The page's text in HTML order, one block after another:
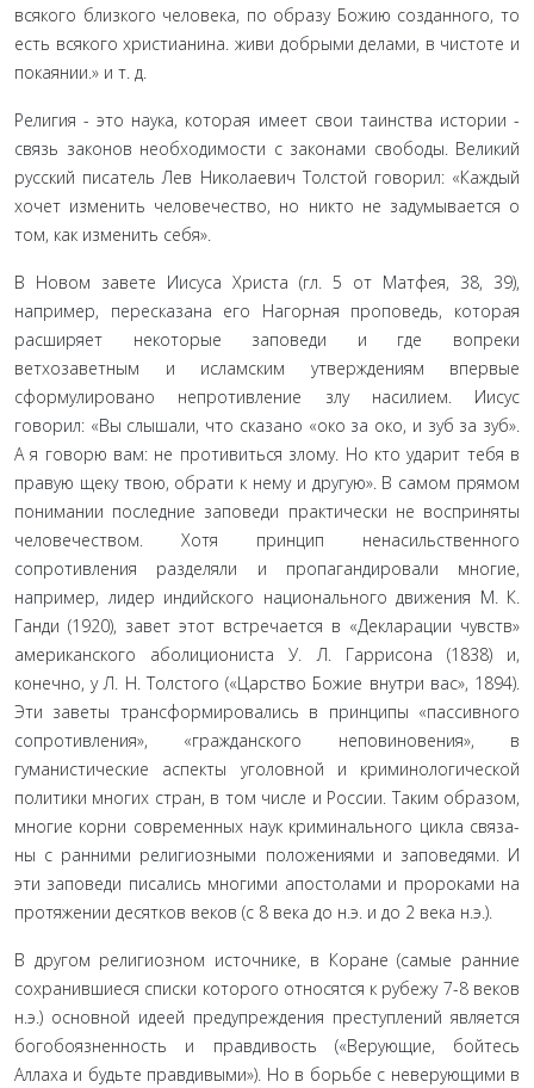
всякого близкого человека, по образу Божию создан­ного, то
есть всякого христианина. живи добрыми делами, в чистоте и
покаянии.» и т. д.
Религия - это наука, которая имеет свои таинства исто­рии -
связь законов необходимости с законами свободы. Ве­ликий
русский писатель Лев Николаевич Толстой говорил: «Каждый
хочет изменить человечество, но никто не задумыва­ется о
том, как изменить себя».
В Новом завете Иисуса Христа (гл. 5 от Матфея, 38, 39),
например, пересказана его Нагорная проповедь, которая
рас­ширяет некоторые заповеди и где вопреки
ветхозаветным и исламским утверждениям впервые
сформулировано непро­тивление злу насилием. Иисус
говорил: «Вы слышали, что ска­зано «око за око, и зуб за зуб».
А я говорю вам: не противиться злому. Но кто ударит тебя в
правую щеку твою, обрати к нему и другую». В самом прямом
понимании последние заповеди практически не восприняты
человечеством. Хотя принцип ненасильственного
сопротивления разделяли и пропаганди­ровали многие,
например, лидер индийского национального движения М. К.
Ганди (1920), завет этот встречается в «Декла­рации чувств»
американского аболициониста У. Л. Гаррисона (1838) и,
конечно, у Л. Н. Толстого («Царство Божие внутри вас», 1894).
Эти заветы трансформировались в принципы «пас­сивного
сопротивления», «гражданского неповиновения», в
гуманистические аспекты уголовной и криминологической
политики многих стран, в том числе и России. Таким образом,
многие корни современных наук криминального цикла связа­
ны с ранними религиозными положениями и заповедями. И
эти заповеди писались многими апостолами и пророками на
протяжении десятков веков (с 8 века до н.э. и до 2 века н.э.).
В другом религиозном источнике, в Коране (самые ран­ние
сохранившиеся списки которого относятся к рубежу 7-8 веков
н.э.) основной идеей предупреждения преступлений яв­ляется
богобоязненность и правдивость («Верующие, бойтесь
Аллаха и будьте правдивыми»). Но в борьбе с неверующими в